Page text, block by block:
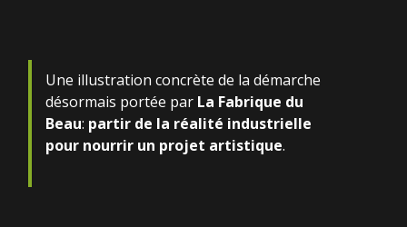
Une illustration concrète de la démarche
désormais portée par La Fabrique du
Beau: partir de la réalité industrielle
pour nourrir un projet artistique.